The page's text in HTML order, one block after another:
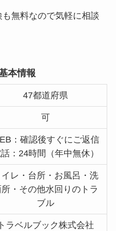
無料なので気軽に相談
本情報
47都道府県
可
：確認後すぐにご返信
：24時間（年中無休）
イレ・台所・お風呂・洗
所・その他水回りのトラ
ブル
トラベルブック株式会社